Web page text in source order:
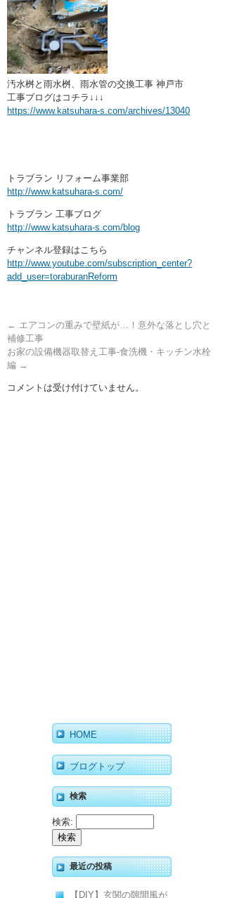
汚水桝と雨水桝、雨水管の交換工事 神戸市
工事ブログはコチラ↓↓↓
https://www.katsuhara-s.com/archives/13040
トラブラン リフォーム事業部
http://www.katsuhara-s.com/
トラブラン 工事ブログ
http://www.katsuhara-s.com/blog
チャンネル登録はこちら
http://www.youtube.com/subscription_center?
add_user=toraburanReform
← エアコンの重みで壁紙が…！意外な落とし穴と
補修工事
お家の設備機器取替え工事-食洗機・キッチン水栓
編 →
コメントは受け付けていません。
HOME
ブログトップ
検索
検索:
最近の投稿
【DIY】玄関の隙間風が